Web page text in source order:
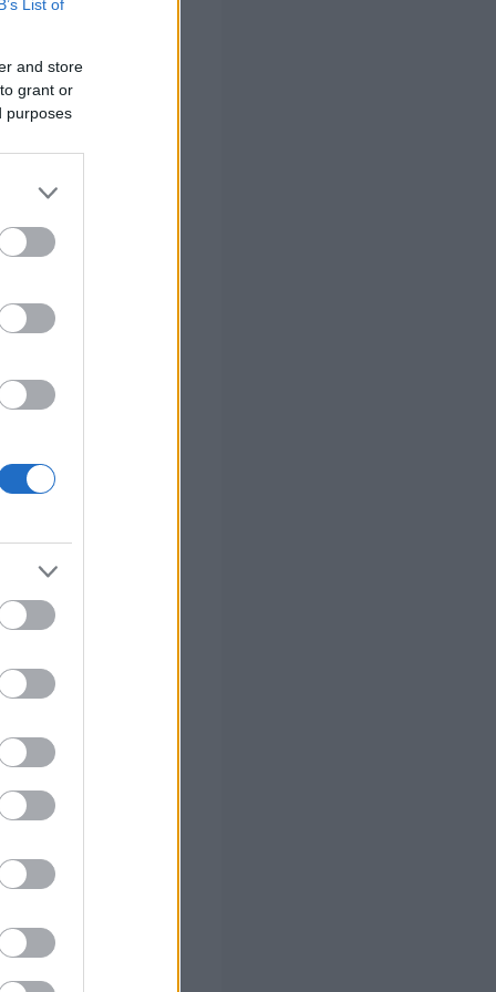
List of
and store
grant or
purposes
01.05.2025 –
200 €
300 €
300 €
300 €
400 €
ημερομηνία
κάρτας
της
έχει επιλέξει
Δεκεμβρίου
εκτός